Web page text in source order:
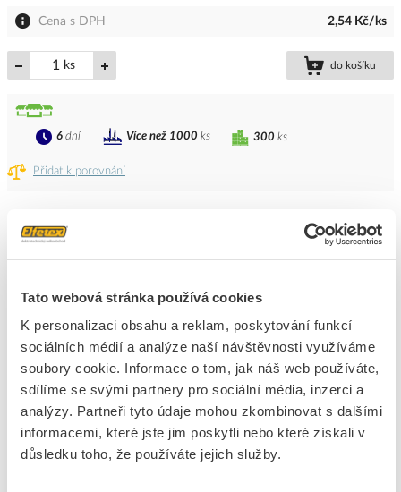
Tato webová stránka používá cookies
K personalizaci obsahu a reklam, poskytování funkcí
sociálních médií a analýze naší návštěvnosti využíváme
soubory cookie. Informace o tom, jak náš web používáte,
sdílíme se svými partnery pro sociální média, inzerci a
analýzy. Partneři tyto údaje mohou zkombinovat s dalšími
informacemi, které jste jim poskytli nebo které získali v
důsledku toho, že používáte jejich služby.
Cena s DPH 2,54 Kč/ks
ks do košíku
Přidat k porovnání
300 ks
6 dní Více než 1000 ks
EAN
8595057605213
Značka
KOPOS KOLÍN
Cena s DPH 1,27 Kč/ks
ks do košíku
231 ks
6dní Více než 1000 ks